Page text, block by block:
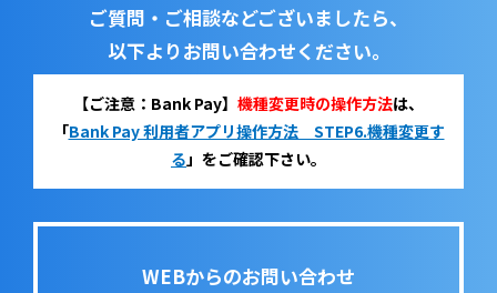
ご質問・ご相談などございましたら、
以下よりお問い合わせください。
【ご注意：Bank Pay】 機種変更時の操作方法は、
「Bank Pay 利用者アプリ操作方法 STEP6.機種変更す
る 」をご確認下さい。
WEBからのお問い合わせ